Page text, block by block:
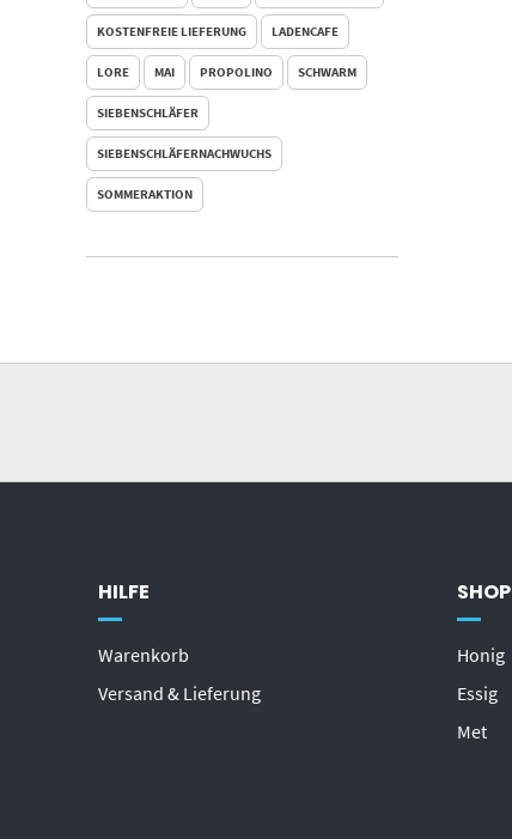
KOSTENFREIE LIEFERUNG LADENCAFE
LORE MAI PROPOLINO SCHWARM
SIEBENSCHLÄFER
SIEBENSCHLÄFERNACHWUCHS
SOMMERAKTION
HILFE
Warenkorb
Versand & Lieferung
SHOP
Honig
Essig
Met